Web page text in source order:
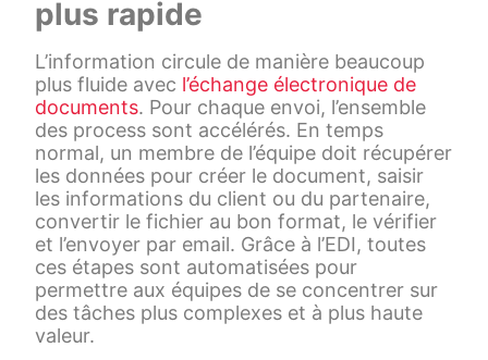
plus rapide
L’information circule de manière beaucoup
plus fluide avec l’échange électronique de
documents. Pour chaque envoi, l’ensemble
des process sont accélérés. En temps
normal, un membre de l’équipe doit récupérer
les données pour créer le document, saisir
les informations du client ou du partenaire,
convertir le fichier au bon format, le vérifier
et l’envoyer par email. Grâce à l’EDI, toutes
ces étapes sont automatisées pour
permettre aux équipes de se concentrer sur
des tâches plus complexes et à plus haute
valeur.